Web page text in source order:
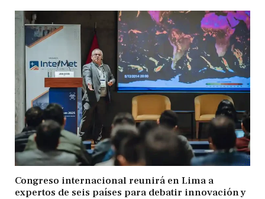
Congreso internacional reunirá en Lima a
expertos de seis países para debatir innovación y